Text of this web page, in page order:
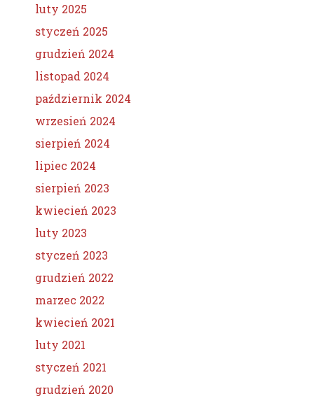
luty 2025
styczeń 2025
grudzień 2024
listopad 2024
październik 2024
wrzesień 2024
sierpień 2024
lipiec 2024
sierpień 2023
kwiecień 2023
luty 2023
styczeń 2023
grudzień 2022
marzec 2022
kwiecień 2021
luty 2021
styczeń 2021
grudzień 2020